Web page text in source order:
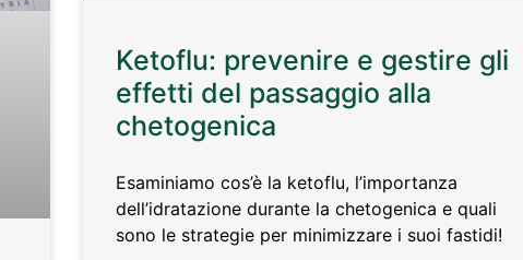
Ketoflu: prevenire e gestire gli
effetti del passaggio alla
chetogenica
Esaminiamo cos’è la ketoflu, l’importanza
dell’idratazione durante la chetogenica e quali
sono le strategie per minimizzare i suoi fastidi!